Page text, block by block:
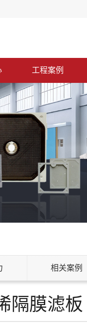
工程案例
相关案例
隔膜滤板